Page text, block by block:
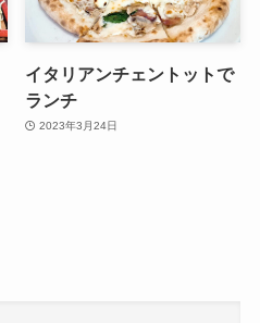
イタリアンチェントットで
ランチ
2023年3月24日